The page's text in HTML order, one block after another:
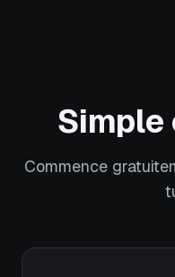
Simple
Commence